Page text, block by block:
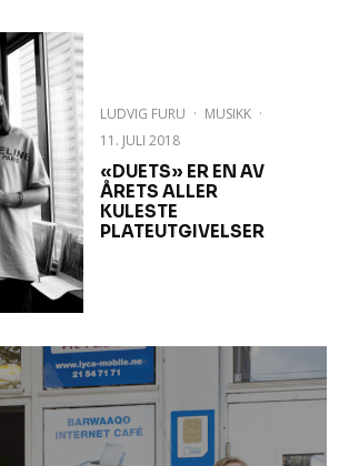
LUDVIG FURU · MUSIKK ·
11. JULI 2018
«DUETS» ER EN AV
ÅRETS ALLER
KULESTE
PLATEUTGIVELSER